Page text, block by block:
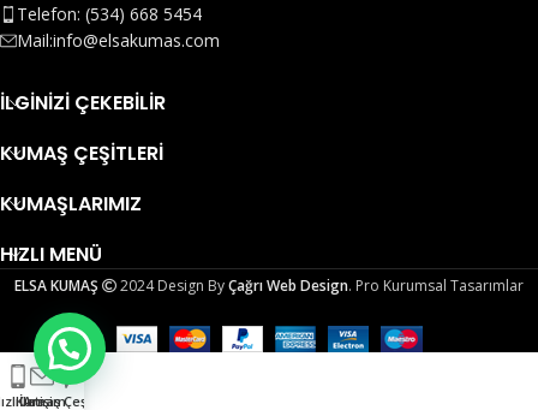
Telefon: (534) 668 5454
Mail:info@elsakumas.com
İLGINIZI ÇEKEBILIR
KUMAŞ ÇEŞITLERI
KUMAŞLARIMIZ
HIZLI MENÜ
ELSA KUMAŞ 2024 Design ByÇağrı Web Design. Pro Kurumsal Tasarımlar
Ara
İletişim
Kumaş Çeşitleri